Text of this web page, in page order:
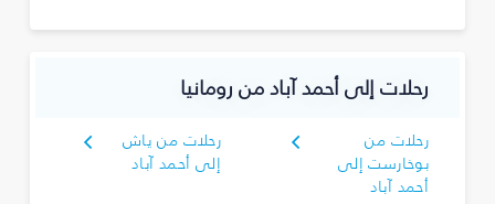
رحلات إلى أحمد آباد من رومانيا
رحلات من
بوخارست إلى
أحمد آباد
رحلات من ياش
إلى أحمد آباد